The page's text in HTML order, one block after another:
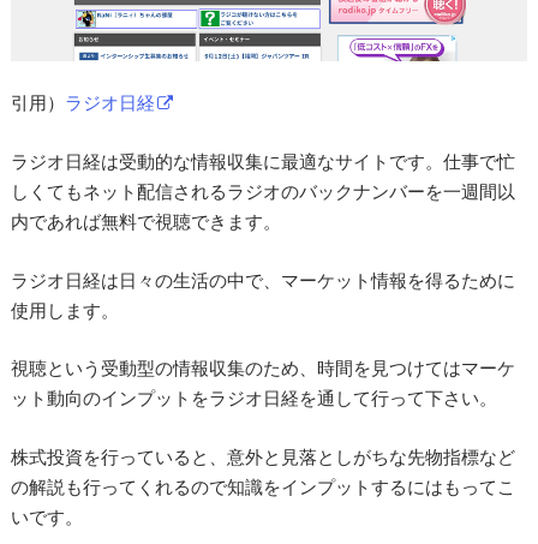
引用） ラジオ日経
ラジオ日経は受動的な情報収集に最適なサイトです。仕事で忙
しくてもネット配信されるラジオのバックナンバーを一週間以
内であれば無料で視聴できます。
ラジオ日経は日々の生活の中で、マーケット情報を得るために
使用します。
視聴という受動型の情報収集のため、時間を見つけてはマーケ
ット動向のインプットをラジオ日経を通して行って下さい。
株式投資を行っていると、意外と見落としがちな先物指標など
の解説も行ってくれるので知識をインプットするにはもってこ
いです。